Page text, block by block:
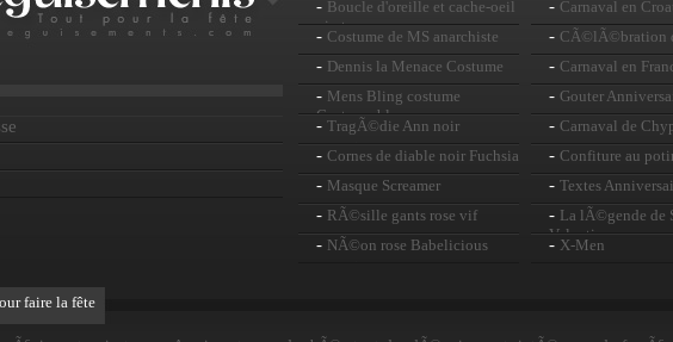
- Boucle d'oreille et cache-oeil
pirates
- Costume de MS anarchiste
- Dennis la Menace Costume
- Mens Bling costume
Costume blanc
- TragÃ©die Ann noir
perruque
- Cornes de diable noir Fuchsia
- Masque Screamer
- RÃ©sille gants rose vif
- NÃ©on rose Babelicious
- Carnaval en
- CÃ©lÃ©bration
- Carnaval en
- Gouter
- Carnaval de
- Confiture au
- Textes
- La lÃ©gende de
Valentin
- X-Men
faire la fête